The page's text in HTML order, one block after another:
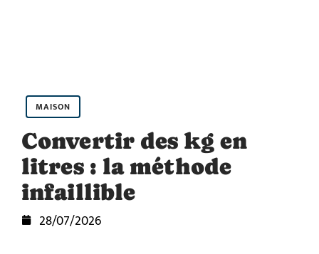
MAISON
Convertir des kg en
litres : la méthode
infaillible
28/07/2026